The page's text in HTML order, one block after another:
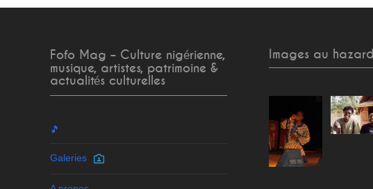
Fofo Mag – Culture nigérienne,
musique, artistes, patrimoine &
actualités culturelles
🎵
Galeries
Images au hazard